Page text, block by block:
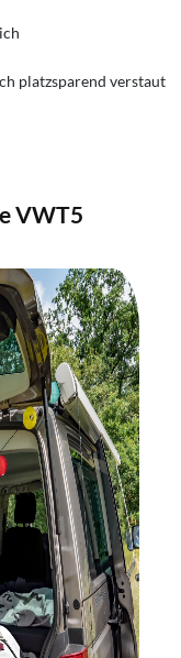
platzsparend verstaut
VWT5